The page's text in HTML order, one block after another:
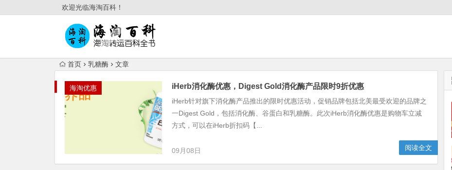
欢迎光临海淘百科！
首页 乳糖酶 文章
海淘优惠 iHerb消化酶优惠，Digest Gold消化酶产品限时9折优惠
iHerb针对旗下消化酶产品推出的限时优惠活动，促销品牌包括北美最受欢迎的品牌之
一Digest Gold，包括消化酶、谷蛋白和乳糖酶。此次iHerb消化酶优惠是购物车立减
方式，可以在iHerb折扣码【...
09月08日 阅读全文